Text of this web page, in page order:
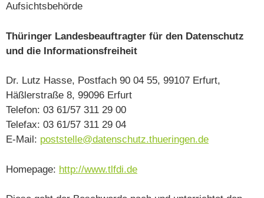
Aufsichtsbehörde
Thüringer Landesbeauftragter für den Datenschutz
und die Informationsfreiheit
Dr. Lutz Hasse, Postfach 90 04 55, 99107 Erfurt,
Häßlerstraße 8, 99096 Erfurt
Telefon: 03 61/57 311 29 00
Telefax: 03 61/57 311 29 04
E-Mail: poststelle@datenschutz.thueringen.de
Homepage: http://www.tlfdi.de